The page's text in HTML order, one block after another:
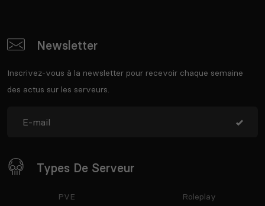
Newsletter
Inscrivez-vous à la newsletter pour recevoir chaque semaine
des actus sur les serveurs.
Types De Serveur
PVE
Roleplay